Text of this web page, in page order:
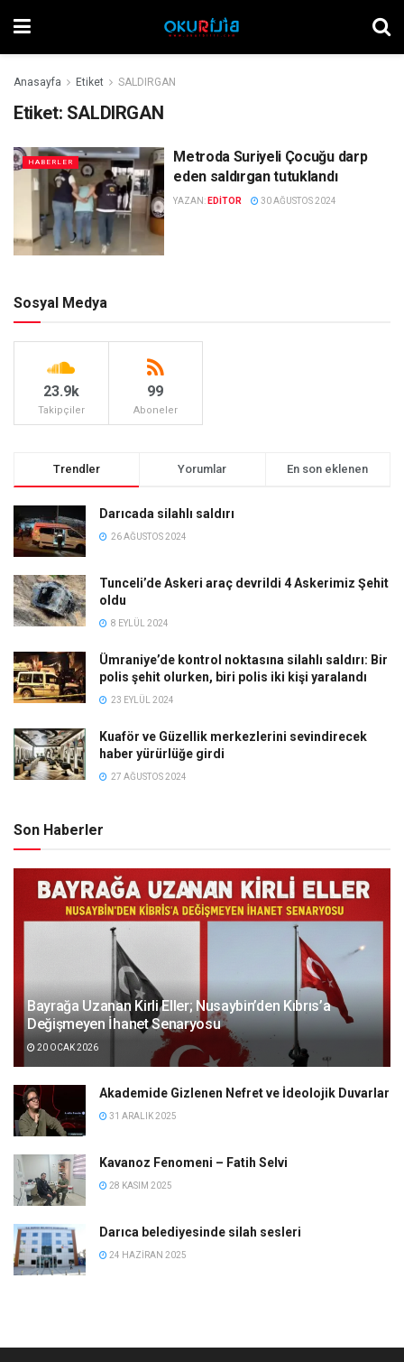
Anasayfa Etiket SALDIRGAN
Etiket: SALDIRGAN
HABERLER
Metroda Suriyeli Çocuğu darp
eden saldırgan tutuklandı
YAZAN: EDITOR 30 AĞUSTOS 2024
Sosyal Medya
23.9k
Takipçiler
99
Aboneler
Trendler Yorumlar En son eklenen
Darıcada silahlı saldırı
26 AĞUSTOS 2024
Tunceli’de Askeri araç devrildi 4 Askerimiz Şehit
oldu
8 EYLÜL 2024
Ümraniye’de kontrol noktasına silahlı saldırı: Bir
polis şehit olurken, biri polis iki kişi yaralandı
23 EYLÜL 2024
Kuaför ve Güzellik merkezlerini sevindirecek
haber yürürlüğe girdi
27 AĞUSTOS 2024
Son Haberler
Bayrağa Uzanan Kirli Eller; Nusaybin’den Kıbrıs’a
Değişmeyen İhanet Senaryosu
20 OCAK 2026
Akademide Gizlenen Nefret ve İdeolojik Duvarlar
31 ARALIK 2025
Kavanoz Fenomeni – Fatih Selvi
28 KASIM 2025
Darıca belediyesinde silah sesleri
24 HAZIRAN 2025